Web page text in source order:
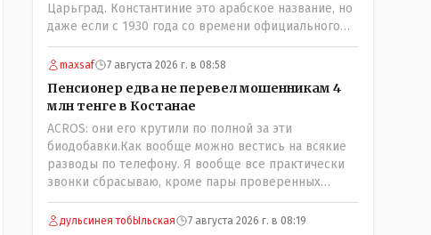
Царьград. Константиние это арабское название, но
даже если с 1930 года со времени официального
переименования брать что можно назвать
историческим названием города? С 1930 уже тоже
поколений ! Это просто краеведческий факт и не
более того!
maxsaf 7 августа 2026 г. в 08:58
Пенсионер едва не перевел мошенникам 4
млн тенге в Костанае
ACROS: они его крутили по полной за эти
биодобавки.Как вообще можно вестись на всякие
разводы по телефону. Я вообще все практически
звонки сбрасываю, кроме пары проверенных
контактов. Один раз мне мой банк позвонил, не
мошенники. Я приехал туда, в банк, нашел того, кто
дульсинея тобЫльская 7 августа 2026 г. в 08:19